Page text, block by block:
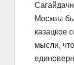
Москвы
казацкое
мысли,